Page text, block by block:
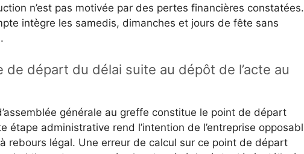
n’est pas motivée par des pertes financières
intègre les samedis, dimanches et jours de fête sans
de départ du délai suite au dépôt de l’acte au
générale au greffe constitue le point de départ
étape administrative rend l’intention de l’entreprise
rebours légal. Une erreur de calcul sur ce point de départ